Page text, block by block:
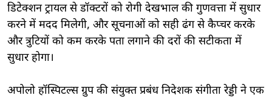
डिटेक्शन ट्रायल से डॉक्टरों को रोगी देखभाल की गुणवत्ता में सुधार
करने में मदद मिलेगी, और सूचनाओं को सही ढंग से कैप्चर करके
और त्रुटियों को कम करके पता लगाने की दरों की सटीकता में
सुधार होगा।
अपोलो हॉस्पिटल्स ग्रुप की संयुक्त प्रबंध निदेशक संगीता रेड्डी ने एक